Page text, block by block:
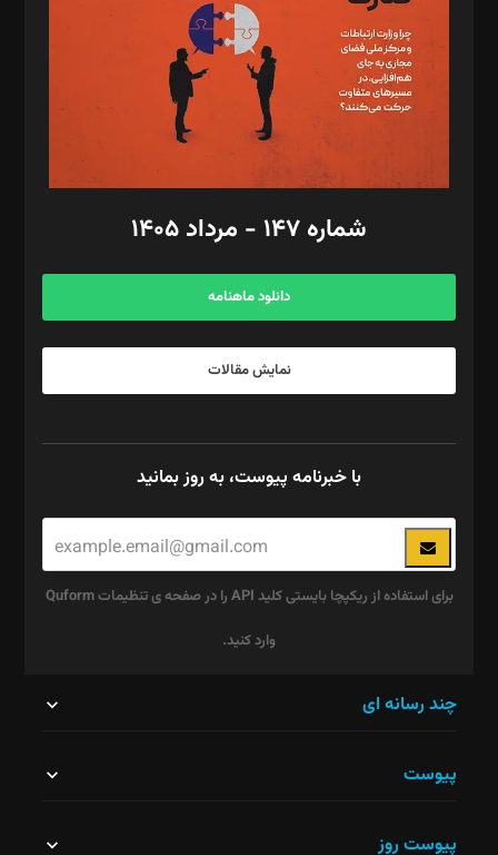
ویرایش: نگار استاد‌‌آقا
طراح یونیفرم: مجید توکلی
فیلمبرداری و عکاسی: امیر شفیعی، مانی لطفی زاده
گرافیک و صفحه‌آرایی: سید‌سبحان‌علی ثابت
مد‌یر توسعه تجاری: کامبیز برید‌
امور مالی: شاپور رهبری، محمد‌ کاظمی‌نیا
آگهی و مشترکین: ۰۹۱۹۹۹۹۰۴۵۴
شماره ۱۴۷ - مرداد ۱۴۰۵
دانلود ماهنامه
نمایش مقالات
با خبرنامه پیوست، به روز بمانید
برای استفاده از ریکپچا بایستی کلید API را در صفحه ی تنظیمات Quform
وارد کنید.
نباید
چند رسانه ای
پیوست
پیوست روز